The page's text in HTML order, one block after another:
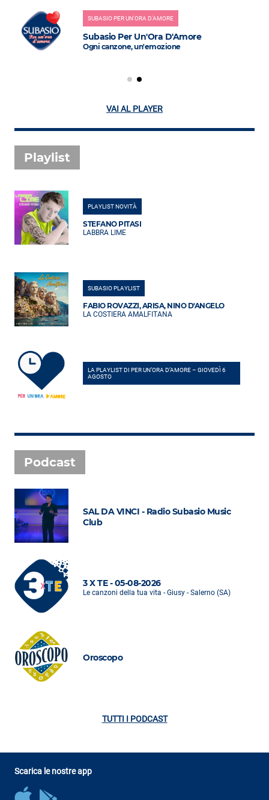
SUBASIO PER UN'ORA D'AMORE
Subasio Per Un'Ora D'Amore
Ogni canzone, un'emozione
VAI AL PLAYER
Playlist
PLAYLIST NOVITÀ
STEFANO PITASI
LABBRA LIME
SUBASIO PLAYLIST
FABIO ROVAZZI, ARISA, NINO D'ANGELO
LA COSTIERA AMALFITANA
LA PLAYLIST DI PER UN’ORA D’AMORE – GIOVEDÌ 6
AGOSTO
Podcast
SAL DA VINCI - Radio Subasio Music
Club
3 X TE - 05-08-2026
Le canzoni della tua vita - Giusy - Salerno (SA)
Oroscopo
TUTTI I PODCAST
Scarica le nostre app